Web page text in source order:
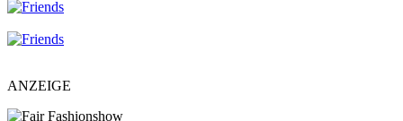
ANZEIGE